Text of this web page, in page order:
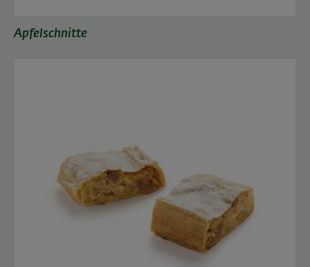
Apfelschnitte